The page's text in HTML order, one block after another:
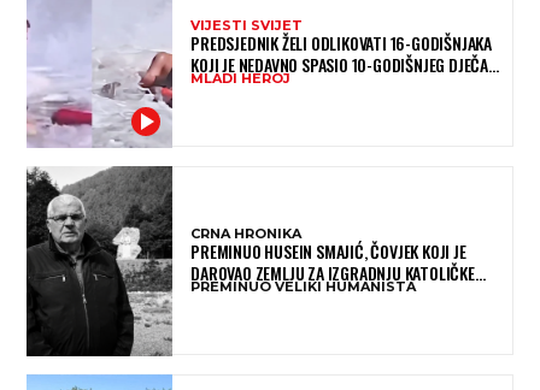
VIJESTI SVIJET
PREDSJEDNIK ŽELI ODLIKOVATI 16-GODIŠNJAKA
KOJI JE NEDAVNO SPASIO 10-GODIŠNJEG DJEČAKA
IZ SMRTONOSNIH VALOVA
MLADI HEROJ
CRNA HRONIKA
PREMINUO HUSEIN SMAJIĆ, ČOVJEK KOJI JE
DAROVAO ZEMLJU ZA IZGRADNJU KATOLIČKE
CRKVE U BUGOJNU
PREMINUO VELIKI HUMANISTA